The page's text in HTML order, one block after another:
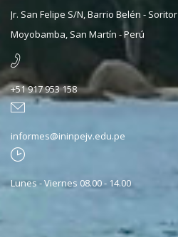
Jr. San Felipe S/N, Barrio Belén - Soritor
Moyobamba, San Martín - Perú
+51 917 953 158
informes@ininpejv.edu.pe
Lunes - Viernes 08.00 - 14.00